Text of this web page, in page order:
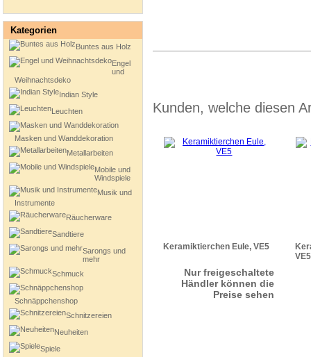
Kunden, welche diesen
Keramiktierchen Eule, VE5
Nur freigeschaltete
Händler können die
Preise sehen
VE5
Kategorien
Buntes aus Holz
Engel
und
Weihnachtsdeko
Indian Style
Leuchten
Masken und Wanddekoration
Metallarbeiten
Mobile und
Windspiele
Musik und
Instrumente
Räucherware
Sandtiere
Sarongs und
mehr
Schmuck
Schnäppchenshop
Schnitzereien
Neuheiten
Spiele